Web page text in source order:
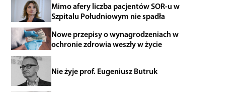
Mimo afery liczba pacjentów SOR-u w
Szpitalu Południowym nie spadła
Nowe przepisy o wynagrodzeniach w
ochronie zdrowia weszły w życie
Nie żyje prof. Eugeniusz Butruk